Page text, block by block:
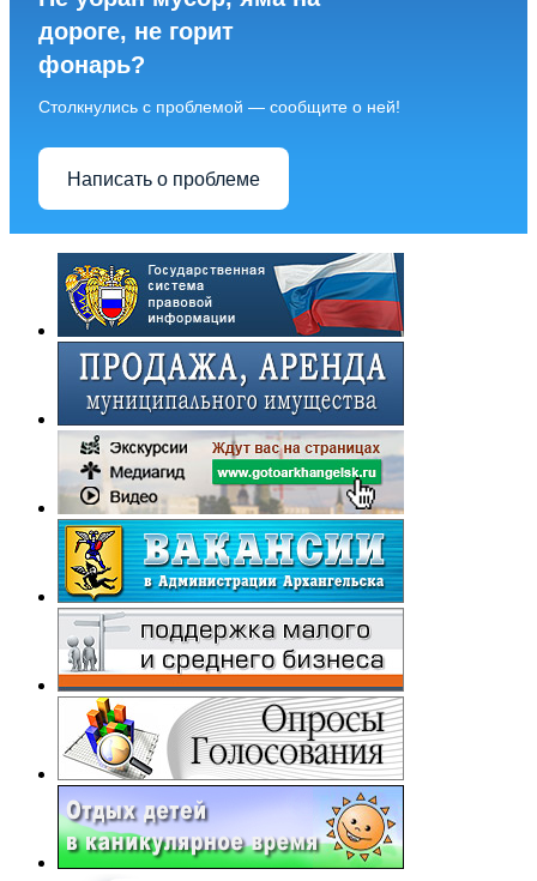
дороге, не горит
фонарь?
Столкнулись с проблемой — сообщите о ней!
Написать о проблеме